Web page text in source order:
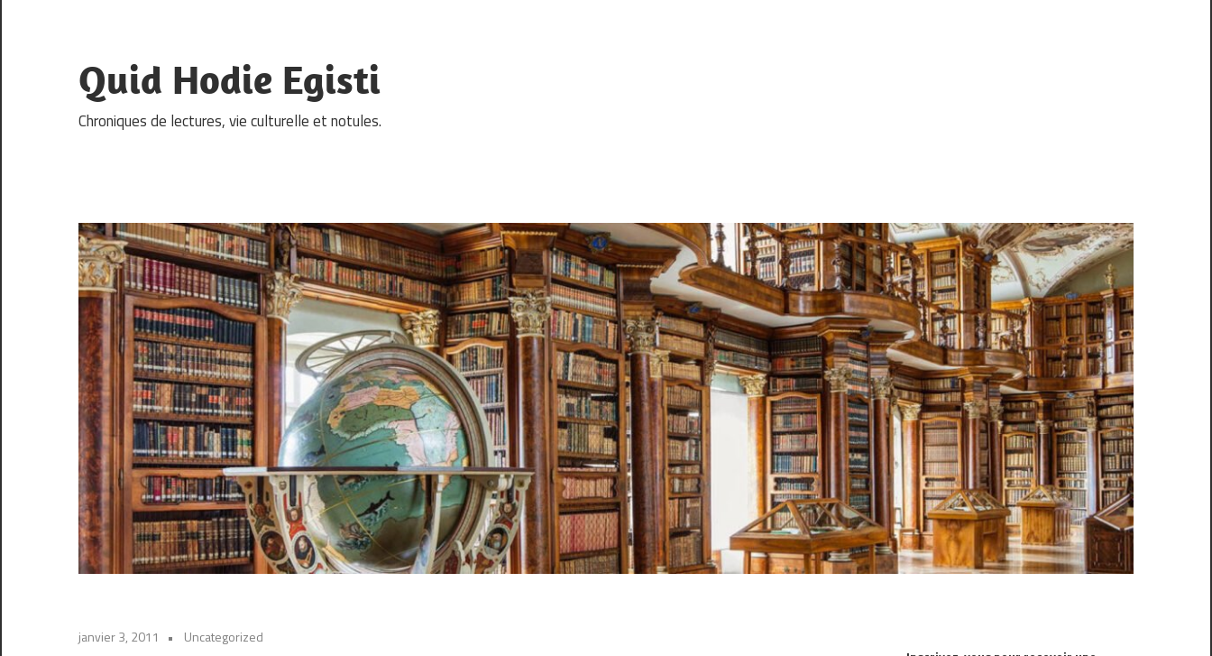
content
Quid Hodie Egisti
Chroniques de lectures, vie culturelle et notules.
janvier 3, 2011 Uncategorized